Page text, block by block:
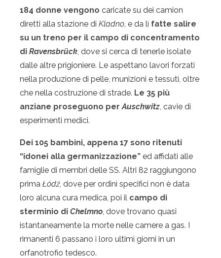
184 donne vengono caricate su dei camion
diretti alla stazione di Kladno , e da lì fatte salire
su un treno per il campo di concentramento
di Ravensbrück , dove si cerca di tenerle isolate
dalle altre prigioniere. Le aspettano lavori forzati
nella produzione di pelle, munizioni e tessuti, oltre
che nella costruzione di strade. Le 35 più
anziane proseguono per Auschwitz , cavie di
esperimenti medici.
Dei 105 bambini, appena 17 sono ritenuti
“idonei alla germanizzazione” ed affidati alle
famiglie di membri delle SS. Altri 82 raggiungono
prima Łódź, dove per ordini specifici non è data
loro alcuna cura medica, poi il campo di
sterminio di Chelmno, dove trovano quasi
istantaneamente la morte nelle camere a gas. I
rimanenti 6 passano i loro ultimi giorni in un
orfanotrofio tedesco.